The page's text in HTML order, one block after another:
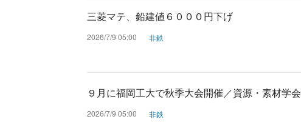
三菱マテ、鉛建値６０００円下げ
2026/7/9 05:00 非鉄
９月に福岡工大で秋季大会開催／資源・素材学会
2026/7/9 05:00 非鉄